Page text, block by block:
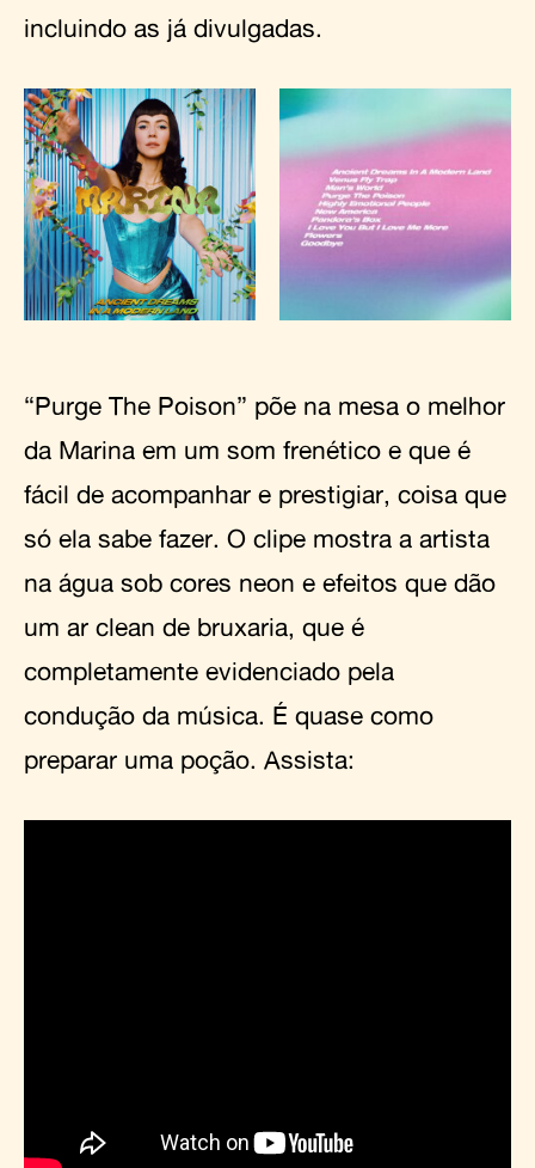
incluindo as já divulgadas.
“Purge The Poison” põe na mesa o melhor
da Marina em um som frenético e que é
fácil de acompanhar e prestigiar, coisa que
só ela sabe fazer. O clipe mostra a artista
na água sob cores neon e efeitos que dão
um ar clean de bruxaria, que é
completamente evidenciado pela
condução da música. É quase como
preparar uma poção. Assista: